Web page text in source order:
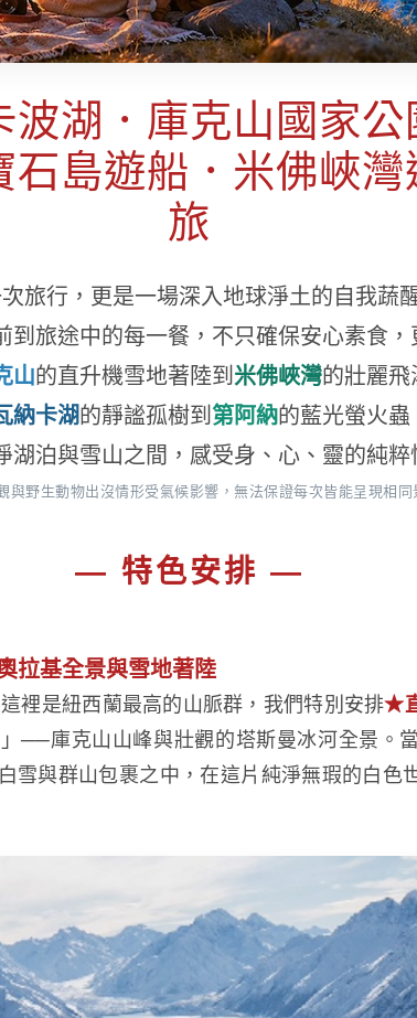
波湖．庫克山國家
石島遊船．米佛峽灣
旅
旅行，更是一場深入地球淨土的自我蔬
到旅途中的每一餐，不只確保安心素食，
山的直升機雪地著陸到 米佛峽灣的壯麗飛
納卡湖的靜謐孤樹到 第阿納的藍光螢火蟲
湖泊與雪山之間，感受身、心、靈的純粹
與野生動物出沒情形受氣候影響，無法保證每次皆能呈現相同
— 特色安排 —
拉基全景與雪地著陸
這裡是紐西蘭最高的山脈群，我們特別安排★
──庫克山山峰與壯觀的塔斯曼冰河全景。
雪與群山包裹之中，在這片純淨無瑕的白色